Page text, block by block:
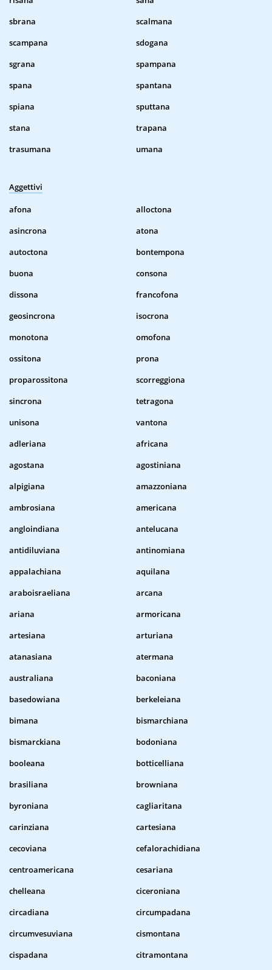
sbrana
scalmana
scampana
sdogana
sgrana
spampana
spana
spantana
spiana
sputtana
stana
trapana
trasumana
umana
Aggettivi
afona
alloctona
asincrona
atona
autoctona
bontempona
buona
consona
dissona
francofona
geosincrona
isocrona
monotona
omofona
ossitona
prona
proparossitona
scorreggiona
sincrona
tetragona
unisona
vantona
adleriana
africana
agostana
agostiniana
alpigiana
amazzoniana
ambrosiana
americana
angloindiana
antelucana
antidiluviana
antinomiana
appalachiana
aquilana
araboisraeliana
arcana
ariana
armoricana
artesiana
arturiana
atanasiana
atermana
australiana
baconiana
basedowiana
berkeleiana
bimana
bismarchiana
bismarckiana
bodoniana
booleana
botticelliana
brasiliana
browniana
byroniana
cagliaritana
carinziana
cartesiana
cecoviana
cefalorachidiana
centroamericana
cesariana
chelleana
ciceroniana
circadiana
circumpadana
circumvesuviana
cismontana
cispadana
citramontana